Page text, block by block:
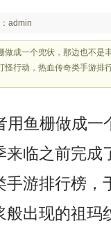
admin
做成一个兜状，那边也不是
怪行动，热血传奇类手游排
鱼栅做成一
临之前完成
手游排行榜，
般出现的祖玛